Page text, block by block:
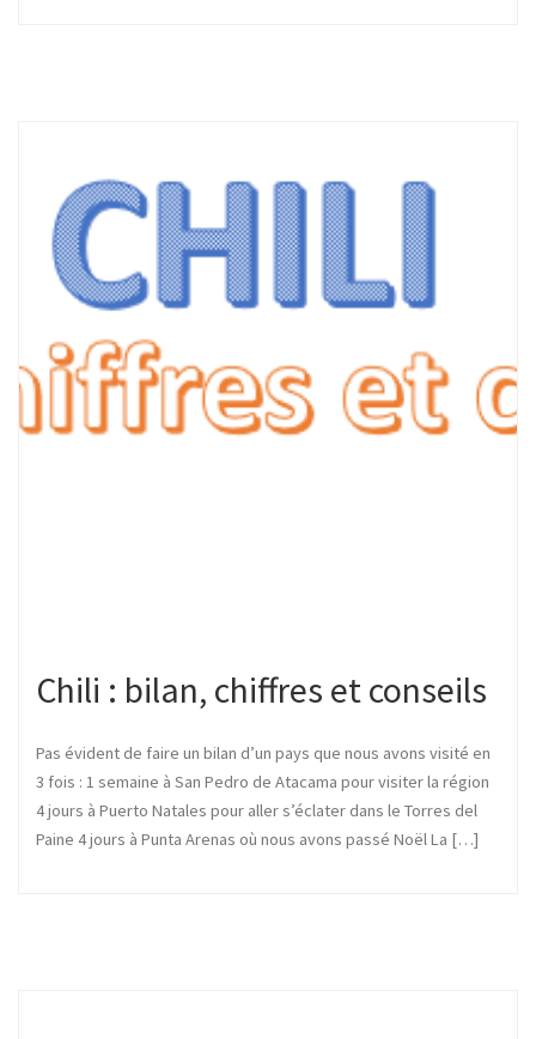
Chili : bilan, chiffres et conseils
Pas évident de faire un bilan d’un pays que nous avons visité en
3 fois : 1 semaine à San Pedro de Atacama pour visiter la région
4 jours à Puerto Natales pour aller s’éclater dans le Torres del
Paine 4 jours à Punta Arenas où nous avons passé Noël La […]